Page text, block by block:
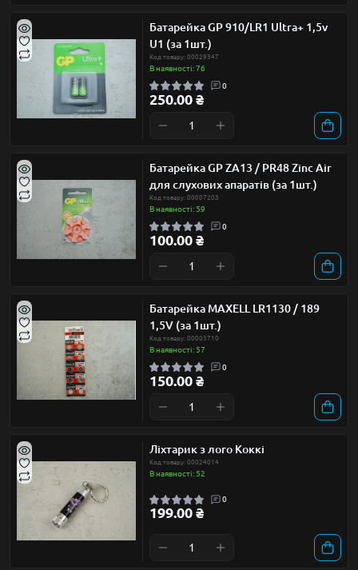
Батарейка GP 910/LR1 Ultra+ 1,5v
U1 (за 1шт.)
Код товару: 00029347
В наявності: 76
0
250.00 ₴
Батарейка GP ZA13 / PR48 Zinc Air
для слухових апаратів (за 1шт.)
Код товару: 00007203
В наявності: 59
0
100.00 ₴
Батарейка MAXELL LR1130 / 189
1,5V (за 1шт.)
Код товару: 00003710
В наявності: 57
0
150.00 ₴
Ліхтарик з лого Коккі
Код товару: 00024014
В наявності: 52
0
199.00 ₴